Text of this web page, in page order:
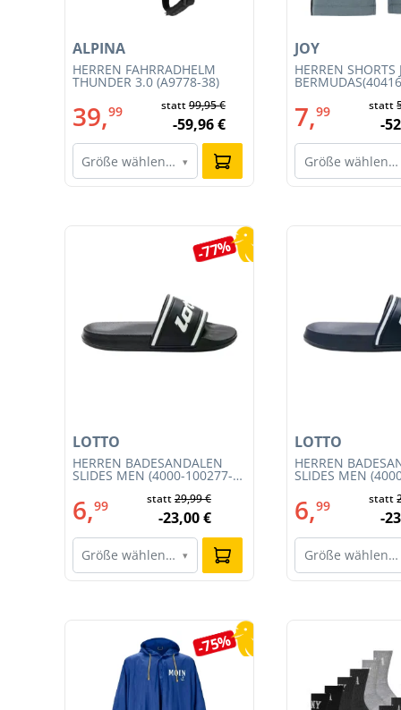
HERREN FAHRRADHELM
THUNDER 3.0 (A9778-38)
ALPINA
39,99 statt99,95 €
-59,96 €
Größe wählen… ▾
HERREN SHORTS
JOY
7,99 statt
-
Größe wählen…
Produktgalerie überspringen
-77%
HERREN BADESANDALEN
SLIDES MEN (4000-100277-
LOTTO
6,99 statt29,99 €
-23,00 €
Größe wählen… ▾
HERREN
SLIDES MEN
LOTTO
6,99 statt
-
Größe wählen…
Produktgalerie überspringen
-75%